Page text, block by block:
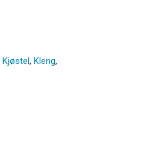
Kjøstel, Kleng,